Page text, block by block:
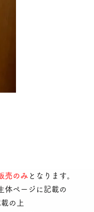
売のみ となります。
体ページに記載の
載の上